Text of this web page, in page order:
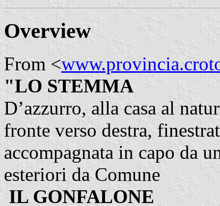
Overview
From <
"LO STEMMA
D’azzurro, alla casa al
fronte verso destra,
accompagnata in capo da
esteriori da Comune
IL GONFALONE